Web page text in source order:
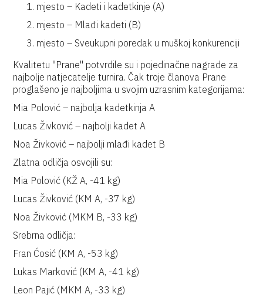
mjesto – Kadeti i kadetkinje (A)
mjesto – Mlađi kadeti (B)
mjesto – Sveukupni poredak u muškoj konkurenciji
Kvalitetu "Prane" potvrdile su i pojedinačne nagrade za
najbolje natjecatelje turnira. Čak troje članova Prane
proglašeno je najboljima u svojim uzrasnim kategorijama:
Mia Polović – najbolja kadetkinja A
Lucas Živković – najbolji kadet A
Noa Živković – najbolji mlađi kadet B
Zlatna odličja osvojili su:
Mia Polović (KŽ A, -41 kg)
Lucas Živković (KM A, -37 kg)
Noa Živković (MKM B, -33 kg)
Srebrna odličja:
Fran Ćosić (KM A, -53 kg)
Lukas Marković (KM A, -41 kg)
Leon Pajić (MKM A, -33 kg)